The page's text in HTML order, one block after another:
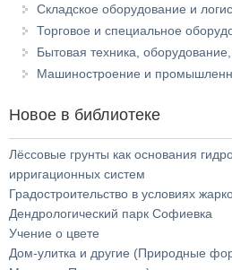
Складское оборудование и
Торговое и специальное
Бытовая техника,
Машиностроение и
Новое в библиотеке
Лёссовые грунты как основания
ирригационных систем
Градостроительство в условиях
Дендрологический парк Софиевка
Учение о цвете
Дом-улитка и другие (Природные